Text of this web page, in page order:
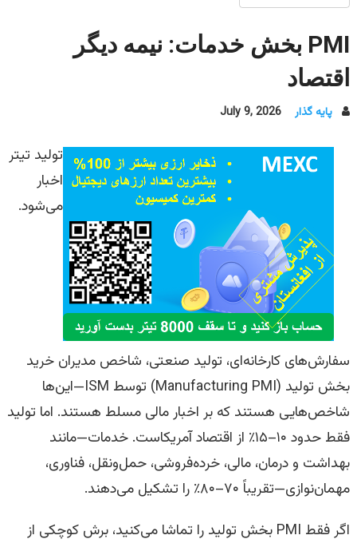
PMI بخش خدمات: نیمه دیگر
اقتصاد
پایه گذار July 9, 2026
تولید تیتر
اخبار
می‌شود.
سفارش‌های کارخانه‌ای، تولید صنعتی، شاخص مدیران خرید
بخش تولید (Manufacturing PMI) توسط ISM—این‌ها
شاخص‌هایی هستند که بر اخبار مالی مسلط هستند. اما تولید
فقط حدود ۱۰–۱۵٪ از اقتصاد آمریکاست. خدمات—مانند
بهداشت و درمان، مالی، خرده‌فروشی، حمل‌ونقل، فناوری،
مهمان‌نوازی—تقریباً ۷۰–۸۰٪ را تشکیل می‌دهند.
اگر فقط PMI بخش تولید را تماشا می‌کنید، برش کوچکی از